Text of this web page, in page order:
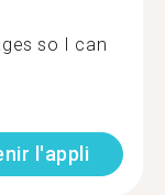
so I can
l'appli